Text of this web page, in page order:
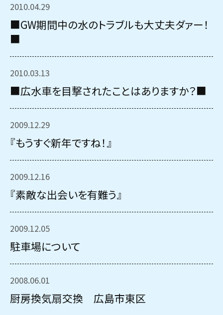
対応エリア
会社紹介
2010.04.29
■GW期間中の水のトラブルも大丈夫ダァー！
■
2010.03.13
■広水車を目撃されたことはありますか？■
2009.12.29
『もうすぐ新年ですね！』
2009.12.16
『素敵な出会いを有難う』
2009.12.05
駐車場について
2008.06.01
厨房換気扇交換 広島市東区